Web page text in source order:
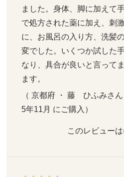
ました。身体、脚に加えて
で処方された薬に加え、刺
に、お風呂の入り方、洗髪
変でした。いくつか試した
なり、具合が良いと言って
ます。
（ 京都府 ・ 藤　ひふみさ
5年11月 にご購入）
このレビュー